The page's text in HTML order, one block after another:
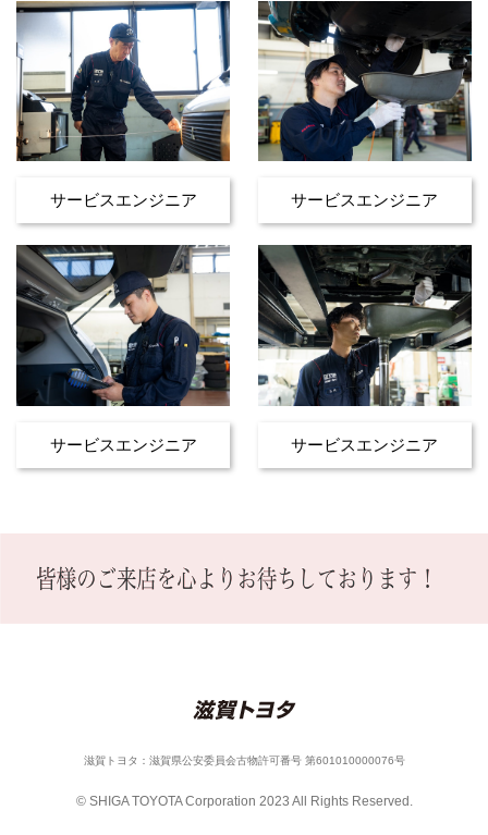
サービスエンジニア サービスエンジニア
サービスエンジニア サービスエンジニア
滋賀トヨタ：滋賀県公安委員会古物許可番号 第601010000076号
© SHIGA TOYOTA Corporation 2023 All Rights Reserved.